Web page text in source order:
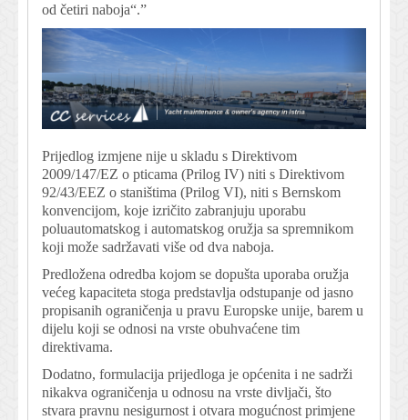
od četiri naboja“.”
Prijedlog izmjene nije u skladu s Direktivom
2009/147/EZ o pticama (Prilog IV) niti s Direktivom
92/43/EEZ o staništima (Prilog VI), niti s Bernskom
konvencijom, koje izričito zabranjuju uporabu
poluautomatskog i automatskog oružja sa spremnikom
koji može sadržavati više od dva naboja.
Predložena odredba kojom se dopušta uporaba oružja
većeg kapaciteta stoga predstavlja odstupanje od jasno
propisanih ograničenja u pravu Europske unije, barem u
dijelu koji se odnosi na vrste obuhvaćene tim
direktivama.
Dodatno, formulacija prijedloga je općenita i ne sadrži
nikakva ograničenja u odnosu na vrste divljači, što
stvara pravnu nesigurnost i otvara mogućnost primjene